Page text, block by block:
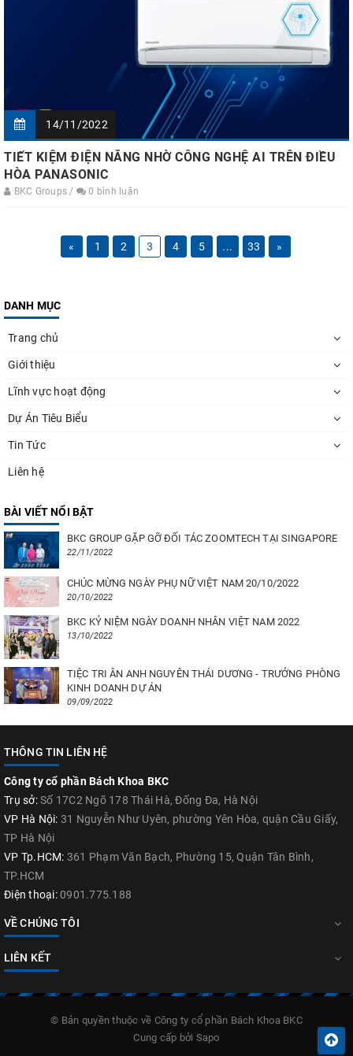
14/11/2022
TIẾT KIỆM ĐIỆN NĂNG NHỜ CÔNG NGHỆ AI TRÊN ĐIỀU
HÒA PANASONIC
BKC Groups / 0 bình luận
« 1 2 3 4 5 ... 33 »
DANH MỤC
Trang chủ
Giới thiệu
Lĩnh vực hoạt động
Dự Án Tiêu Biểu
Tin Tức
Liên hệ
BÀI VIẾT NỔI BẬT
BKC GROUP GẶP GỠ ĐỐI TÁC ZOOMTECH TẠI SINGAPORE
22/11/2022
CHÚC MỪNG NGÀY PHỤ NỮ VIỆT NAM 20/10/2022
20/10/2022
BKC KỶ NIỆM NGÀY DOANH NHÂN VIỆT NAM 2022
13/10/2022
TIỆC TRI ÂN ANH NGUYÊN THÁI DƯƠNG - TRƯỞNG PHÒNG
KINH DOANH DỰ ÁN
09/09/2022
THÔNG TIN LIÊN HỆ
Công ty cổ phần Bách Khoa BKC
Trụ sở:Số 17C2 Ngõ 178 Thái Hà, Đống Đa, Hà Nội
VP Hà Nội: 31 Nguyễn Như Uyên, phường Yên Hòa, quận Cầu Giấy,
TP Hà Nội
VP Tp.HCM: 361 Phạm Văn Bạch, Phường 15, Quận Tân Bình,
TP.HCM
Điện thoại: 0901.775.188
VỀ CHÚNG TÔI
LIÊN KẾT
© Bản quyền thuộc về Công ty cổ phần Bách Khoa BKC
Cung cấp bởi Sapo